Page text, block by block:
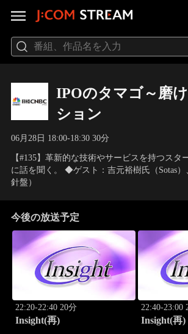
IPOのタマゴ～磨
ション
06月28日 18:00-18:30 30分
【#135】革新的な技術やサービスを持つスタ
に話を聞く。 ◆ゲスト：吉元裕樹氏（Sotas
針盤）
今後の放送予定
22:20-22:40 20分
Insight(再)
22:40-23:00
Insight(再)